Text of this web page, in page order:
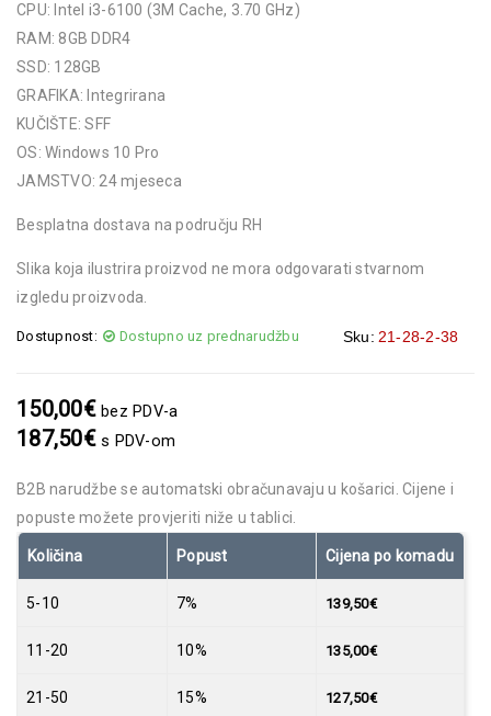
CPU: Intel i3-6100 (3M Cache, 3.70 GHz)
RAM: 8GB DDR4
SSD: 128GB
GRAFIKA: Integrirana
KUČIŠTE: SFF
OS: Windows 10 Pro
JAMSTVO: 24 mjeseca
Besplatna dostava na području RH
Slika koja ilustrira proizvod ne mora odgovarati stvarnom
izgledu proizvoda.
Dostupnost: Dostupno uz prednarudžbu Sku: 21-28-2-38
150,00€ bez PDV-a
187,50€s PDV-om
B2B narudžbe se automatski obračunavaju u košarici. Cijene i
popuste možete provjeriti niže u tablici.
Količina Popust Cijena po komadu
5-10 7% 139,50€
11-20 10% 135,00€
21-50 15% 127,50€